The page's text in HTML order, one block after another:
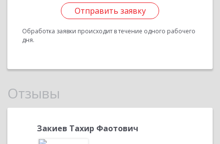
Отправить заявку
Обработка заявки происходит в течение одного рабочего
дня.
Отзывы
Закиев Тахир Фаотович